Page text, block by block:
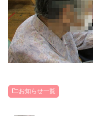
お知らせ一覧